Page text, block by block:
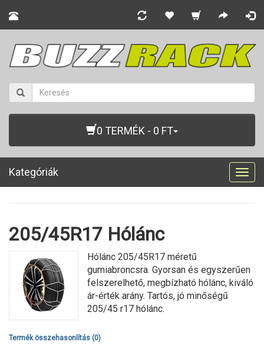
0 TERMÉK - 0 FT
Kategóriák
205/45R17 Hólánc
Hólánc 205/45R17 méretű
gumiabroncsra. Gyorsan és egyszerűen
felszerelhető, megbízható hólánc, kiváló
ár-érték arány. Tartós, jó minőségű
205/45 r17 hólánc.
Termék összehasonlítás (0)